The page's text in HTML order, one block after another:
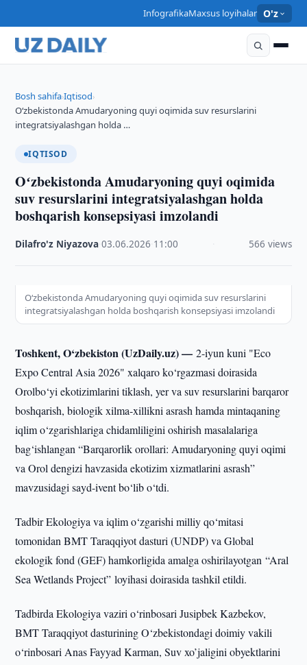
InfografikaMaxsus loyihalar O'z
Bosh sahifa›Iqtisod›
Oʻzbekistonda Amudaryoning quyi oqimida suv resurslarini
integratsiyalashgan holda …
IQTISOD
Oʻzbekistonda Amudaryoning quyi oqimida
suv resurslarini integratsiyalashgan holda
boshqarish konsepsiyasi imzolandi
Dilafro'z Niyazova ·03.06.2026 11:00 566 views
Oʻzbekistonda Amudaryoning quyi oqimida suv resurslarini
integratsiyalashgan holda boshqarish konsepsiyasi imzolandi
Toshkent, O‘zbekiston (UzDaily.uz) —2-iyun kuni "Eco
Expo Central Asia 2026" xalqaro ko‘rgazmasi doirasida
Orolbo‘yi ekotizimlarini tiklash, yer va suv resurslarini barqaror
boshqarish, biologik xilma-xillikni asrash hamda mintaqaning
iqlim o‘zgarishlariga chidamliligini oshirish masalalariga
bag‘ishlangan “Barqarorlik orollari: Amudaryoning quyi oqimi
va Orol dengizi havzasida ekotizim xizmatlarini asrash”
mavzusidagi sayd-ivent bo‘lib o‘tdi.
Tadbir Ekologiya va iqlim o‘zgarishi milliy qo‘mitasi
tomonidan BMT Taraqqiyot dasturi (UNDP) va Global
ekologik fond (GEF) hamkorligida amalga oshirilayotgan “Aral
Sea Wetlands Project” loyihasi doirasida tashkil etildi.
Tadbirda Ekologiya vaziri o‘rinbosari Jusipbek Kazbekov,
BMT Taraqqiyot dasturining O‘zbekistondagi doimiy vakili
o‘rinbosari Anas Fayyad Karman, Suv xo’jaligini obyektlarini